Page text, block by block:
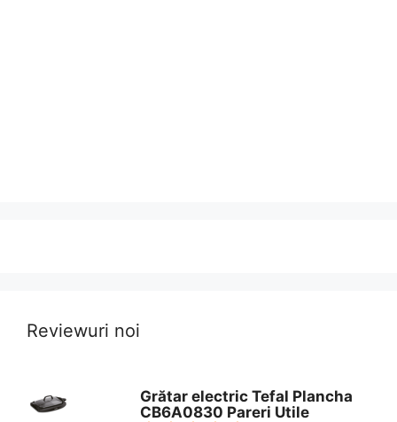
Reviewuri noi
Grătar electric Tefal Plancha
CB6A0830 Pareri Utile